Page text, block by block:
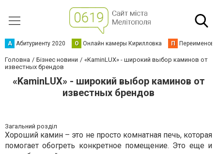
А Абитуриенту 2020 О Онлайн камеры Кирилловка П
Головна Бізнес новини
«KaminLUX» - широкий выбор каминов от
известных брендов
«KaminLUX» - широкий выбор каминов от
известных брендов
Загальний розділ
Хороший камин – это не просто комнатная печь, которая
помогает обогреть конкретное помещение. Это еще и